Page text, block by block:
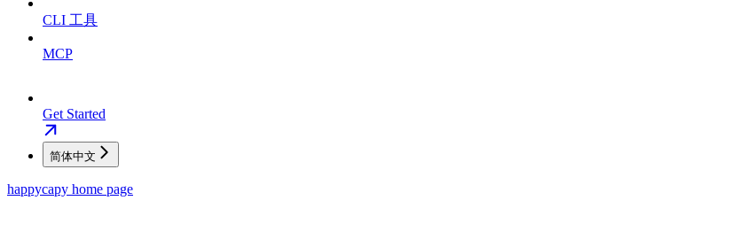
CLI 工具
MCP
Get Started
简体中文
happycapy home page